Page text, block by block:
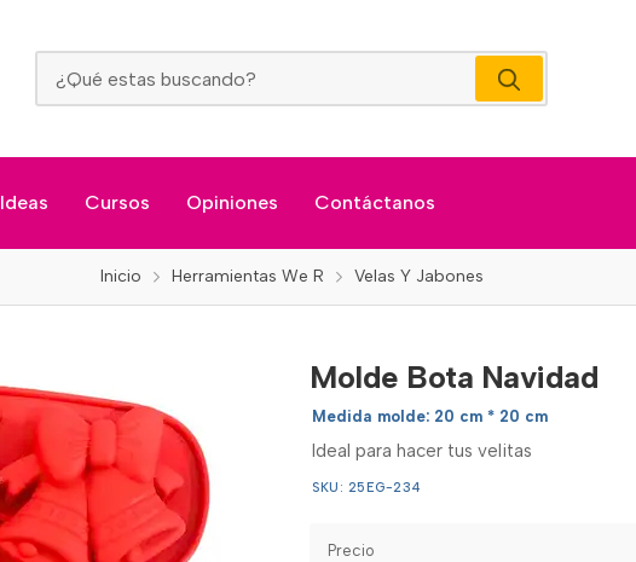
Ideas Cursos Opiniones Contáctanos
Inicio Herramientas We R Velas Y Jabones
Molde Bota Navidad
Medida molde: 20 cm * 20 cm
Ideal para hacer tus velitas
SKU: 25EG-234
Precio